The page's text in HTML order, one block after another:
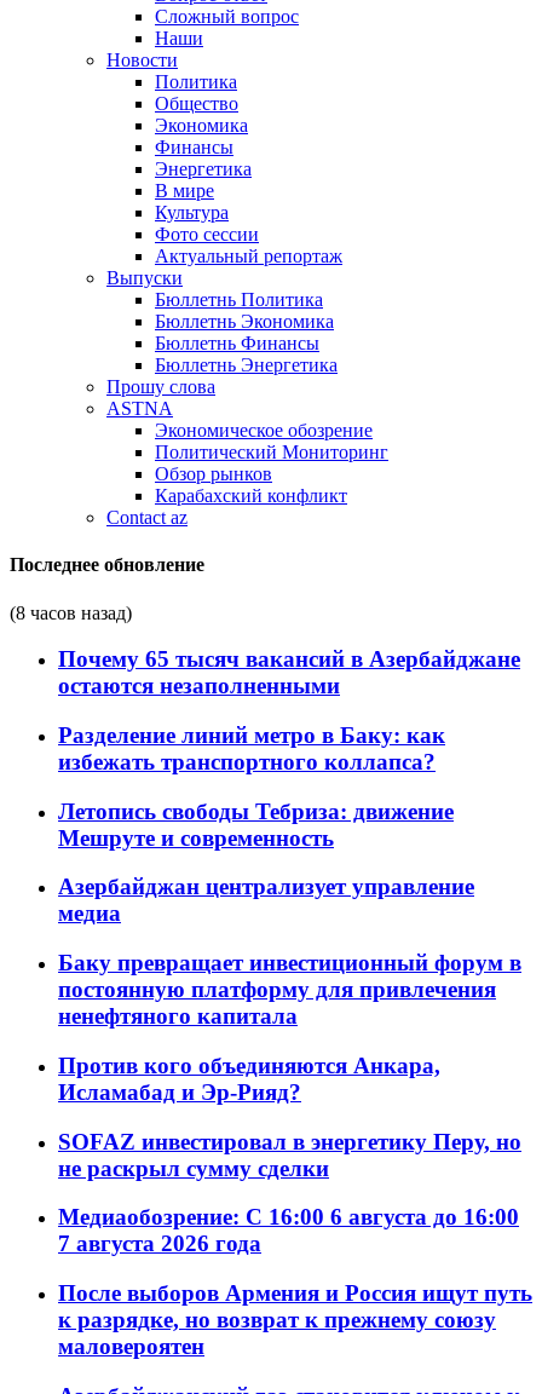
Сложный вопрос
Наши
Новости
Политика
Общество
Экономика
Финансы
Энергетика
В мире
Культура
Фото сессии
Актуальный репортаж
Выпуски
Бюллетнь Политика
Бюллетнь Экономика
Бюллетнь Финансы
Бюллетнь Энергетика
Прошу слова
ASTNA
Экономическое обозрение
Политический Мониторинг
Обзор рынков
Карабахский конфликт
Contact az
Последнее обновление
(8 часов назад)
Почему 65 тысяч вакансий в Азербайджане
остаются незаполненными
Разделение линий метро в Баку: как
избежать транспортного коллапса?
Летопись свободы Тебриза: движение
Мешруте и современность
Азербайджан централизует управление
медиа
Баку превращает инвестиционный форум в
постоянную платформу для привлечения
ненефтяного капитала
Против кого объединяются Анкара,
Исламабад и Эр-Рияд?
SOFAZ инвестировал в энергетику Перу, но
не раскрыл сумму сделки
Медиаобозрение: С 16:00 6 августа до 16:00
7 августа 2026 года
После выборов Армения и Россия ищут путь
к разрядке, но возврат к прежнему союзу
маловероятен